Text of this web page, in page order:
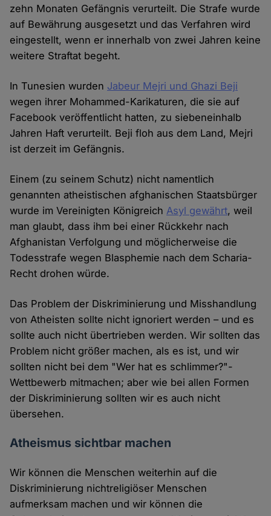
zehn Monaten Gefängnis verurteilt. Die Strafe wurde
auf Bewährung ausgesetzt und das Verfahren wird
eingestellt, wenn er innerhalb von zwei Jahren keine
weitere Straftat begeht.
In Tunesien wurden Jabeur Mejri und Ghazi Beji
wegen ihrer Mohammed-Karikaturen, die sie auf
Facebook veröffentlicht hatten, zu siebeneinhalb
Jahren Haft verurteilt. Beji floh aus dem Land, Mejri
ist derzeit im Gefängnis.
Einem (zu seinem Schutz) nicht namentlich
genannten atheistischen afghanischen Staatsbürger
wurde im Vereinigten KönigreichAsyl gewährt, weil
man glaubt, dass ihm bei einer Rückkehr nach
Afghanistan Verfolgung und möglicherweise die
Todesstrafe wegen Blasphemie nach dem Scharia-
Recht drohen würde.
Das Problem der Diskriminierung und Misshandlung
von Atheisten sollte nicht ignoriert werden – und es
sollte auch nicht übertrieben werden. Wir sollten das
Problem nicht größer machen, als es ist, und wir
sollten nicht bei dem "Wer hat es schlimmer?"-
Wettbewerb mitmachen; aber wie bei allen Formen
der Diskriminierung sollten wir es auch nicht
übersehen.
Atheismus sichtbar machen
Wir können die Menschen weiterhin auf die
Diskriminierung nichtreligiöser Menschen
aufmerksam machen und wir können die